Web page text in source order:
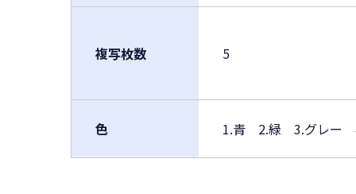
複写枚数 5
色 1.青 2.緑 3.グレー